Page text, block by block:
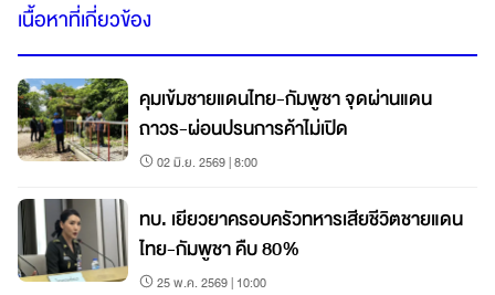
เนื้อหาที่เกี่ยวข้อง
คุมเข้มชายแดนไทย-กัมพูชา จุดผ่านแดน
ถาวร-ผ่อนปรนการค้าไม่เปิด
02 มิ.ย. 2569 | 8:00
ทบ. เยียวยาครอบครัวทหารเสียชีวิตชายแดน
ไทย-กัมพูชา คืบ 80%
25 พ.ค. 2569 | 10:00